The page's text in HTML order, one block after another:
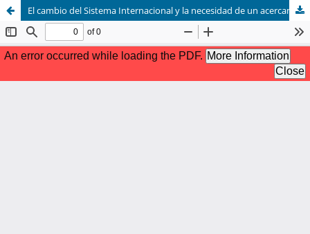
El cambio del Sistema Internacional y la necesidad de un acercamiento a nuevos enfoques que reconozcan su diversidad para una reestructuración de las organizaciones internacionales